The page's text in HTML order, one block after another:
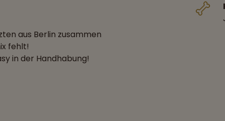
aus Berlin zusammen
fehlt!
in der Handhabung!